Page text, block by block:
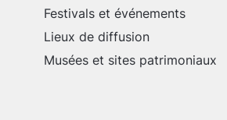
Festivals et événements
Lieux de diffusion
Musées et sites patrimoniaux